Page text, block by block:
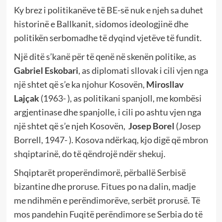
Ky brez i politikanëve të BE-së nuk e njeh sa duhet
historinë e Ballkanit, sidomos ideologjinë dhe
politikën serbomadhe të dyqind vjetëve të fundit.
Një ditë s’kanë për të qenë në skenën politike, as
Gabriel Eskobari, as diplomati sllovak i cili vjen nga
një shtet që s’e ka njohur Kosovën, Mirosllav
Lajçak(1963- ), as politikani spanjoll, me kombësi
argjentinase dhe spanjolle, i cili po ashtu vjen nga
një shtet që s’e njeh Kosovën, Josep Borel (Josep
Borrell, 1947- ). Kosova ndërkaq, kjo digë që mbron
shqiptarinë, do të qëndrojë ndër shekuj.
Shqiptarët properëndimorë, përballë Serbisë
bizantine dhe proruse. Fitues po na dalin, madje
me ndihmën e perëndimorëve, serbët prorusë. Të
mos pandehin Fuqitë perëndimore se Serbia do të